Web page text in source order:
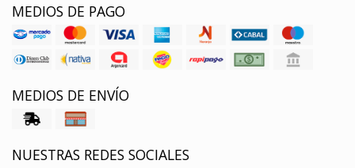
MEDIOS DE PAGO
MEDIOS DE ENVÍO
NUESTRAS REDES SOCIALES